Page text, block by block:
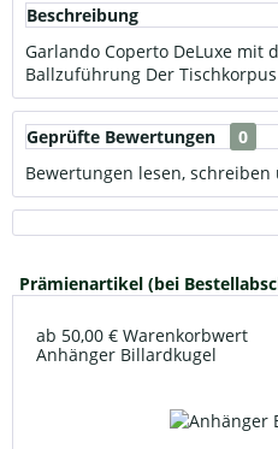
Beschreibung
Garlando Coperto DeLuxe mit
Ballzuführung Der
Geprüfte Bewertungen
0
Bewertungen lesen,
Prämienartikel (bei
ab 50,00 € Warenkorbwert
Anhänger Billardkugel